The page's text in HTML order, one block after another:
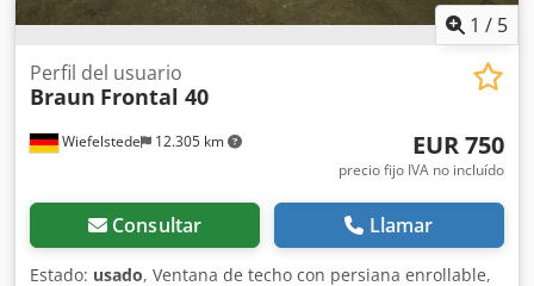
1 / 5
Wiefelstede 12.305 km
Perfil del usuario
Braun Frontal 40
EUR 750
precio fijo IVA no incluído
Consultar Llamar
Estado: usado, Ventana de techo con persiana enrollable,